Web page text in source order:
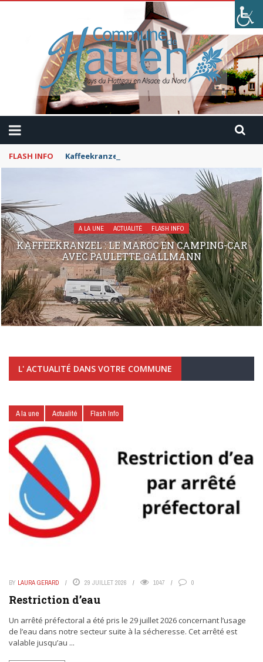
FLASH INFO Kaffeekranzel : Le Maroc en camping-car avec
A LA UNE ACTUALITÉ FLASH INFO
KAFFEEKRANZEL : LE MAROC EN CAMPING-CAR
AVEC PAULETTE GALLMANN
L' ACTUALITÉ DANS VOTRE COMMUNE
A la une Actualité Flash Info
BY LAURA GERARD 29 JUILLET 2026 1047 0
Restriction d’eau
Un arrêté préfectoral a été pris le 29 juillet 2026 concernant l’usage
de l’eau dans notre secteur suite à la sécheresse. Cet arrêté est
valable jusqu’au ...